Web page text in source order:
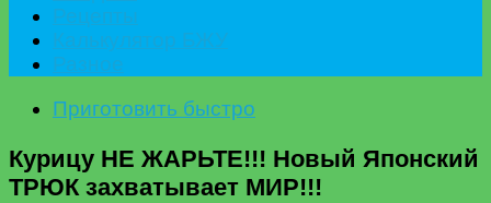
Приготовить быстро
Курицу НЕ ЖАРЬТЕ!!! Новый Японский
ТРЮК захватывает МИР!!!